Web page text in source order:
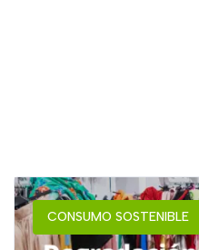
CONSUMO SOSTENIBLE